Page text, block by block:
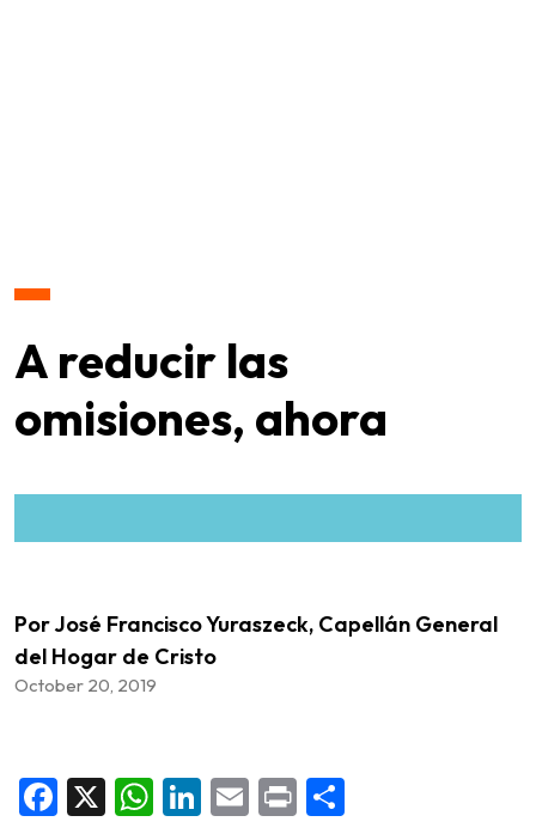
A reducir las
omisiones, ahora
Por José Francisco Yuraszeck, Capellán General
del Hogar de Cristo
October 20, 2019
Facebook
X WhatsApp
LinkedIn
Email
Print